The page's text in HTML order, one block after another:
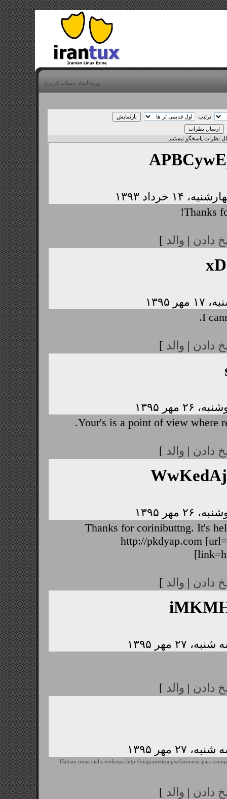
ورود/ایجاد حساب کاربری
ترتیب
نظرات پاسخگو نیستیم.
Thanks
دادن | والد ]
I
دادن | والد ]
Your's is a point of view where
دادن | والد ]
Thanks for corinibuttng. It's
http://pkdyap.com
دادن | والد ]
دادن | والد ]
Haluan ostaa cialis verkossa http://viagranetista.pw/farmacia-para-
دادن | والد ]